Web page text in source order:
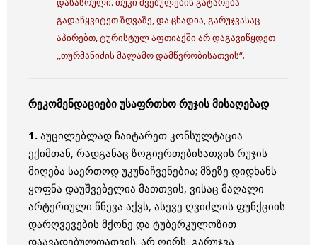
გადაწყვიტეთ ზღვაზე, და ცხადია, გარუჯვასაც
აპირებთ, ტურისტულ აფთიაქში არ დაგავიწყდეთ
,,თურმანიძის მალამო დამწვრობისათვის“.
რეკომენდაციები უსაფრთხო რუჯის მისაღებად
1. აუცილებლად ჩაიტარეთ კონსულტაცია
ექიმთან, რადგანაც ზოგიერთებისათვის რუჯის
მიღება საერთოდ უკუნაჩვენებია; მზეზე დიდხანს
ყოფნა დაუშვებელია მათთვის, ვისაც მაღალი
არტერიული წნევა აქვს, ასევე ღვიძლის ფუნქციის
დარღვევების მქონე და ტუბერკულოზით
დაავადებულთათვის. არ ღირს გარუჯვა